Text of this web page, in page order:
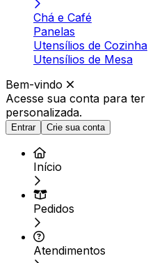
Chá e Café
Panelas
Utensílios de Cozinha
Utensílios de Mesa
Bem-vindo
Acesse sua conta para ter
personalizada.
Entrar Crie sua conta
Início
Pedidos
Atendimentos